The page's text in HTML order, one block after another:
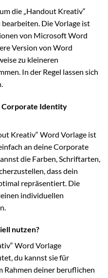
die „Handout Kreativ“
Die Vorlage ist
von Microsoft Word
Version von Word
zu kleineren
In der Regel lassen sich
Corporate Identity
Kreativ“ Word Vorlage ist
an deine Corporate
die Farben, Schriftarten,
dass dein
repräsentiert. Die
individuellen
nutzen?
Word Vorlage
du kannst sie für
Rahmen deiner beruflichen